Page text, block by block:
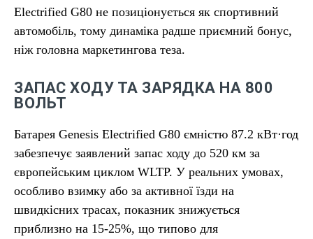
Electrified G80 не позиціонується як спортивний
автомобіль, тому динаміка радше приємний бонус,
ніж головна маркетингова теза.
ЗАПАС ХОДУ ТА ЗАРЯДКА НА 800
ВОЛЬТ
Батарея Genesis Electrified G80 ємністю 87.2 кВт·год
забезпечує заявлений запас ходу до 520 км за
європейським циклом WLTP. У реальних умовах,
особливо взимку або за активної їзди на
швидкісних трасах, показник знижується
приблизно на 15-25%, що типово для